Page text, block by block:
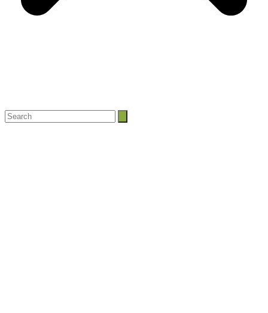
Search